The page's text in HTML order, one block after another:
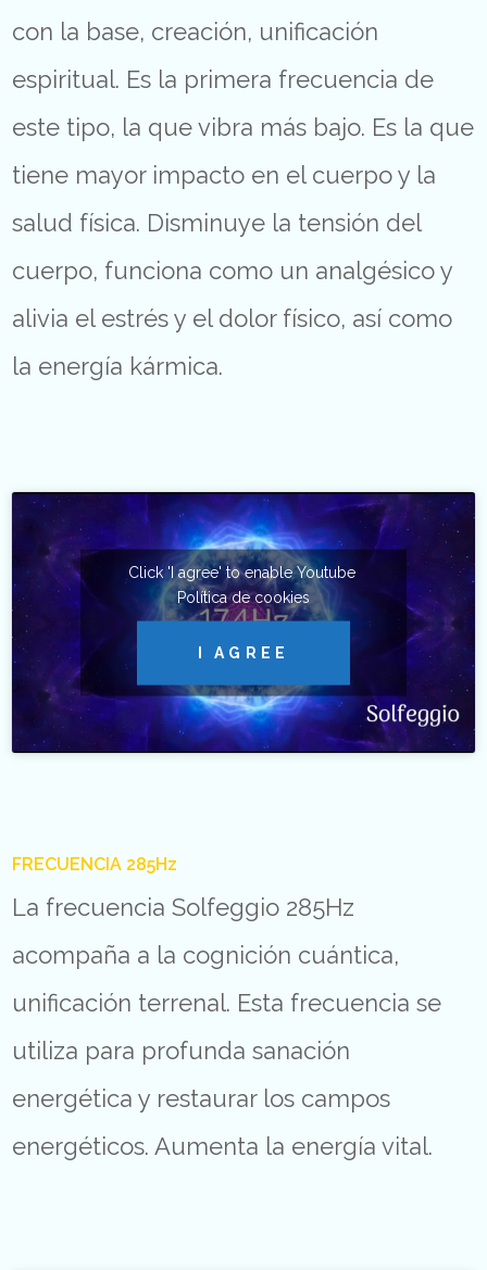
con la base, creación, unificación
espiritual. Es la primera frecuencia de
este tipo, la que vibra más bajo. Es la que
tiene mayor impacto en el cuerpo y la
salud física. Disminuye la tensión del
cuerpo, funciona como un analgésico y
alivia el estrés y el dolor físico, así como
la energía kármica.
Click 'I agree' to enable Youtube
Política de cookies
I AGREE
FRECUENCIA 285Hz
La frecuencia Solfeggio 285Hz
acompaña a la cognición cuántica,
unificación terrenal. Esta frecuencia se
utiliza para profunda sanación
energética y restaurar los campos
energéticos. Aumenta la energía vital.